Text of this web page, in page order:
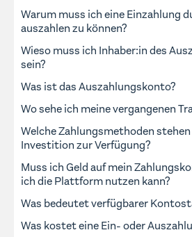
Warum muss ich eine Einzahlung
auszahlen zu können?
Wieso muss ich Inhaber:in des
sein?
Was ist das Auszahlungskonto?
Wo sehe ich meine vergangenen
Welche Zahlungsmethoden
Investition zur Verfügung?
Muss ich Geld auf mein
ich die Plattform nutzen kann?
Was bedeutet verfügbarer
Was kostet eine Ein- oder